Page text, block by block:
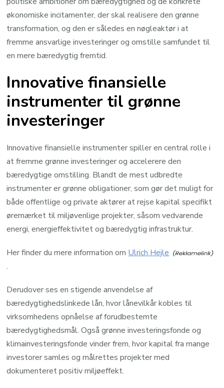
økonomiske incitamenter, der skal realisere den grønne
transformation, og den er således en nøgleaktør i at
fremme ansvarlige investeringer og omstille samfundet til
en mere bæredygtig fremtid.
Innovative finansielle
instrumenter til grønne
investeringer
Innovative finansielle instrumenter spiller en central rolle i
at fremme grønne investeringer og accelerere den
bæredygtige omstilling. Blandt de mest udbredte
instrumenter er grønne obligationer, som gør det muligt for
både offentlige og private aktører at rejse kapital specifikt
øremærket til miljøvenlige projekter, såsom vedvarende
energi, energieffektivitet og bæredygtig infrastruktur.
Her finder du mere information om Ulrich Hejle
.
Derudover ses en stigende anvendelse af
bæredygtighedslinkede lån, hvor lånevilkår kobles til
virksomhedens opnåelse af forudbestemte
bæredygtighedsmål. Også grønne investeringsfonde og
klimainvesteringsfonde vinder frem, hvor kapital fra mange
investorer samles og målrettes projekter med
dokumenteret positiv miljøeffekt.